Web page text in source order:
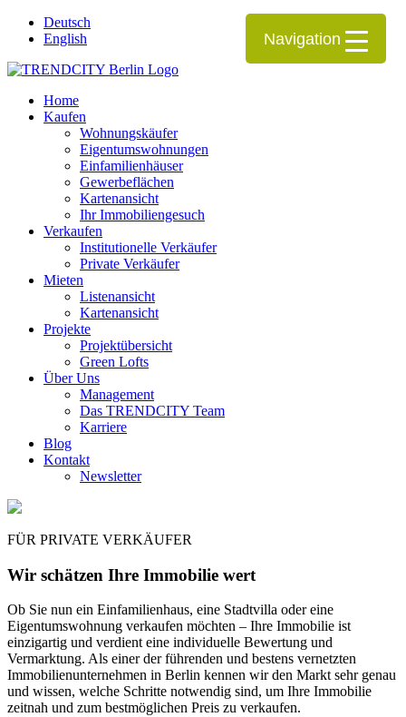
Deutsch
English
Home
Kaufen
Wohnungskäufer
Eigentumswohnungen
Einfamilienhäuser
Gewerbeflächen
Kartenansicht
Ihr Immobiliengesuch
Verkaufen
Institutionelle Verkäufer
Private Verkäufer
Mieten
Listenansicht
Kartenansicht
Projekte
Projektübersicht
Green Lofts
Über Uns
Management
Das TRENDCITY Team
Karriere
Blog
Kontakt
Newsletter
FÜR PRIVATE VERKÄUFER
Wir schätzen Ihre Immobilie wert
Ob Sie nun ein Einfamilienhaus, eine Stadtvilla oder eine
Eigentumswohnung verkaufen möchten – Ihre Immobilie ist
einzigartig und verdient eine individuelle Bewertung und
Vermarktung. Als einer der führenden und bestens vernetzten
Immobilienunternehmen in Berlin kennen wir den Markt sehr genau
und wissen, welche Schritte notwendig sind, um Ihre Immobilie
zeitnah und zum bestmöglichen Preis zu verkaufen.
Navigation